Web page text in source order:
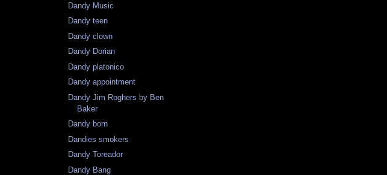
Dandy Music
Dandy teen
Dandy clown
Dandy Dorian
Dandy platonico
Dandy appointment
Dandy Jim Roghers by Ben
Baker
Dandy born
Dandies smokers
Dandy Toreador
Dandy Bang